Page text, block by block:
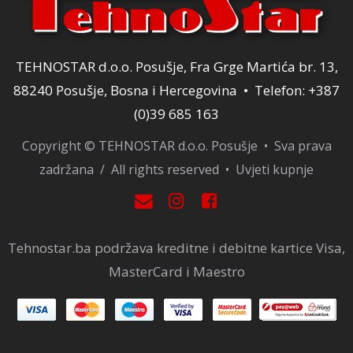
TEHNOSTAR d.o.o. Posušje, Fra Grge Martića br. 13,
88240 Posušje, Bosna i Hercegovina • Telefon: +387
(0)39 685 163
Copyright © TEHNOSTAR d.o.o. Posušje • Sva prava
zadržana / All rights reserved • Uvjeti kupnje
Tehnostar.ba podržava kreditne i debitne kartice Visa,
MasterCard i Maestro